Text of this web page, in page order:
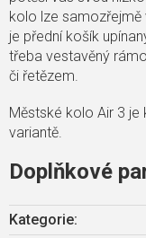
kolo lze
je přední košík
třeba vestavěný
či řetězem.
Městské kolo Air 3
variantě.
Doplňkové
Kategorie: